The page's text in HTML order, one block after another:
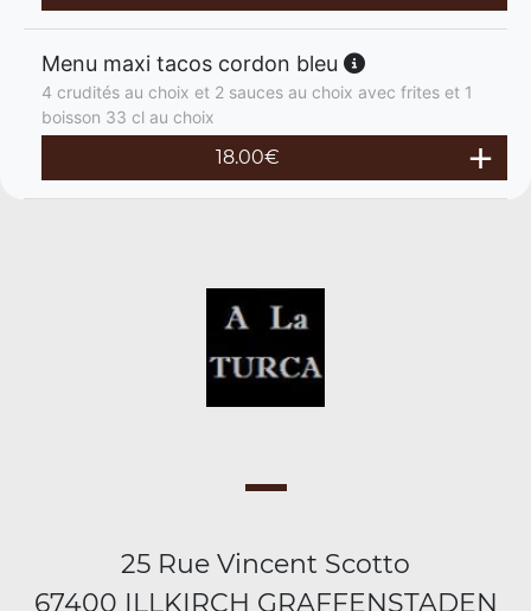
Menu maxi tacos cordon bleu
4 crudités au choix et 2 sauces au choix avec frites et 1
boisson 33 cl au choix
18.00€
25 Rue Vincent Scotto
67400 ILLKIRCH GRAFFENSTADEN